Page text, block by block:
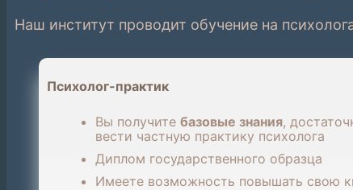
Наш институт проводит обучение на
Психолог-практик
Вы получите базовые знания,
вести частную практику психолога
Диплом государственного образца
Имеете возможность повышать свою